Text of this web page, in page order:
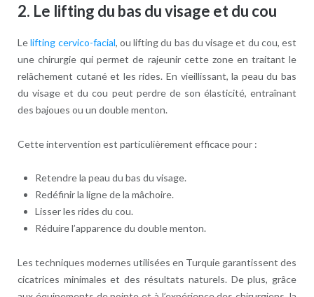
2. Le lifting du bas du visage et du cou
Lelifting cervico-facial, ou lifting du bas du visage et du cou, est
une chirurgie qui permet de rajeunir cette zone en traitant le
relâchement cutané et les rides. En vieillissant, la peau du bas
du visage et du cou peut perdre de son élasticité, entraînant
des bajoues ou un double menton.
Cette intervention est particulièrement efficace pour :
Retendre la peau du bas du visage.
Redéfinir la ligne de la mâchoire.
Lisser les rides du cou.
Réduire l’apparence du double menton.
Les techniques modernes utilisées en Turquie garantissent des
cicatrices minimales et des résultats naturels. De plus, grâce